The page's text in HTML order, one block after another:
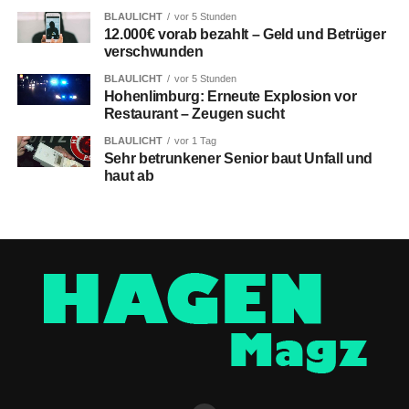
BLAULICHT vor 5 Stunden
12.000€ vorab bezahlt – Geld und Betrüger
verschwunden
BLAULICHT vor 5 Stunden
Hohenlimburg: Erneute Explosion vor
Restaurant – Zeugen sucht
BLAULICHT vor 1 Tag
Sehr betrunkener Senior baut Unfall und
haut ab